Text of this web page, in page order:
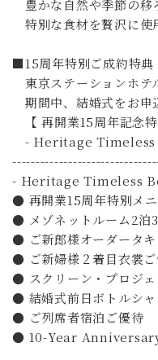
豊かな自然や季節の移
特別な食材を贅沢に使
■15周年特別ご成約特
東京ステーションホテ
期間中、結婚式をお申
【 再開業15周年記念特
- Heritage Timeless
- Heritage Timeless
● 再開業15周年特別メ
● メゾネットルーム2泊
● ご新郎様オーダータキ
● ご新婦様２着目衣裳
● スクリーン・プロジ
● 結婚式前日ボトルシャ
● ご列席者宿泊ご優待
● 10-Year